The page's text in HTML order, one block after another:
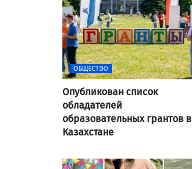
ОБЩЕСТВО
Опубликован список
обладателей
образовательных грантов в
Казахстане